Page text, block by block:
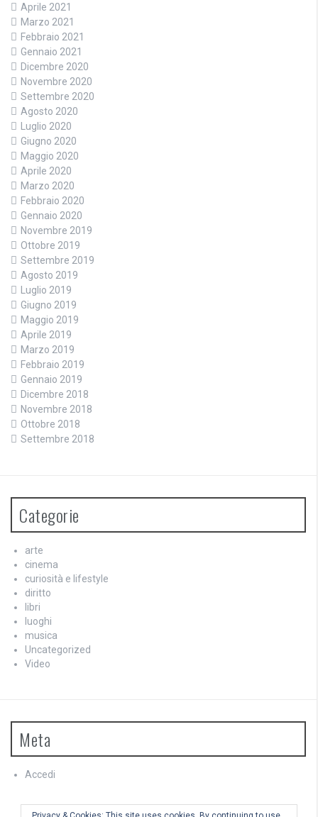
Aprile 2021
Marzo 2021
Febbraio 2021
Gennaio 2021
Dicembre 2020
Novembre 2020
Settembre 2020
Agosto 2020
Luglio 2020
Giugno 2020
Maggio 2020
Aprile 2020
Marzo 2020
Febbraio 2020
Gennaio 2020
Novembre 2019
Ottobre 2019
Settembre 2019
Agosto 2019
Luglio 2019
Giugno 2019
Maggio 2019
Aprile 2019
Marzo 2019
Febbraio 2019
Gennaio 2019
Dicembre 2018
Novembre 2018
Ottobre 2018
Settembre 2018
Categorie
arte
cinema
curiosità e lifestyle
diritto
libri
luoghi
musica
Uncategorized
Video
Meta
Accedi
Feed dei commenti